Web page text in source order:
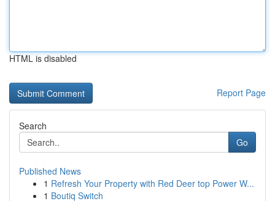
HTML is disabled
Report Page
Search
Go
Published News
1 Refresh Your Property with Red Deer top Power W...
1 Boutiq Switch